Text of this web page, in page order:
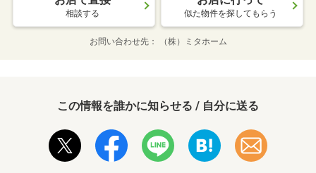
相談する 似た物件を探してもらう
お問い合わせ先 （株）ミタホーム
この情報を誰かに知らせる / 自分に送る